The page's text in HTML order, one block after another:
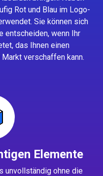
Rot und Blau im Logo-
Sie können sich
entscheiden, wenn Ihr
das Ihnen einen
verschaffen kann.
Elemente
unvollständig ohne die